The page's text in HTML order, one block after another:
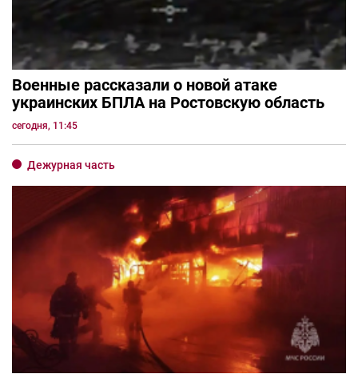
Военные рассказали о новой атаке
украинских БПЛА на Ростовскую область
сегодня, 11:45
Дежурная часть